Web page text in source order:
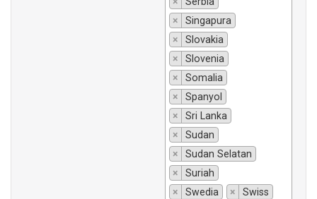
×
Singapura
×
Slovakia
×
Slovenia
×
Somalia
×
Spanyol
×
Sri Lanka
×
Sudan
×
Sudan Selatan
×
Suriah
×
Swedia ×
Swiss